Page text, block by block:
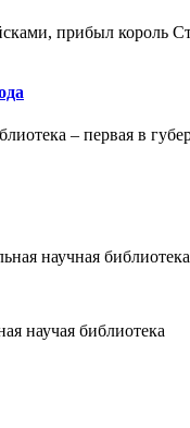
прибыл король
– первая в
научная
научая библиотека